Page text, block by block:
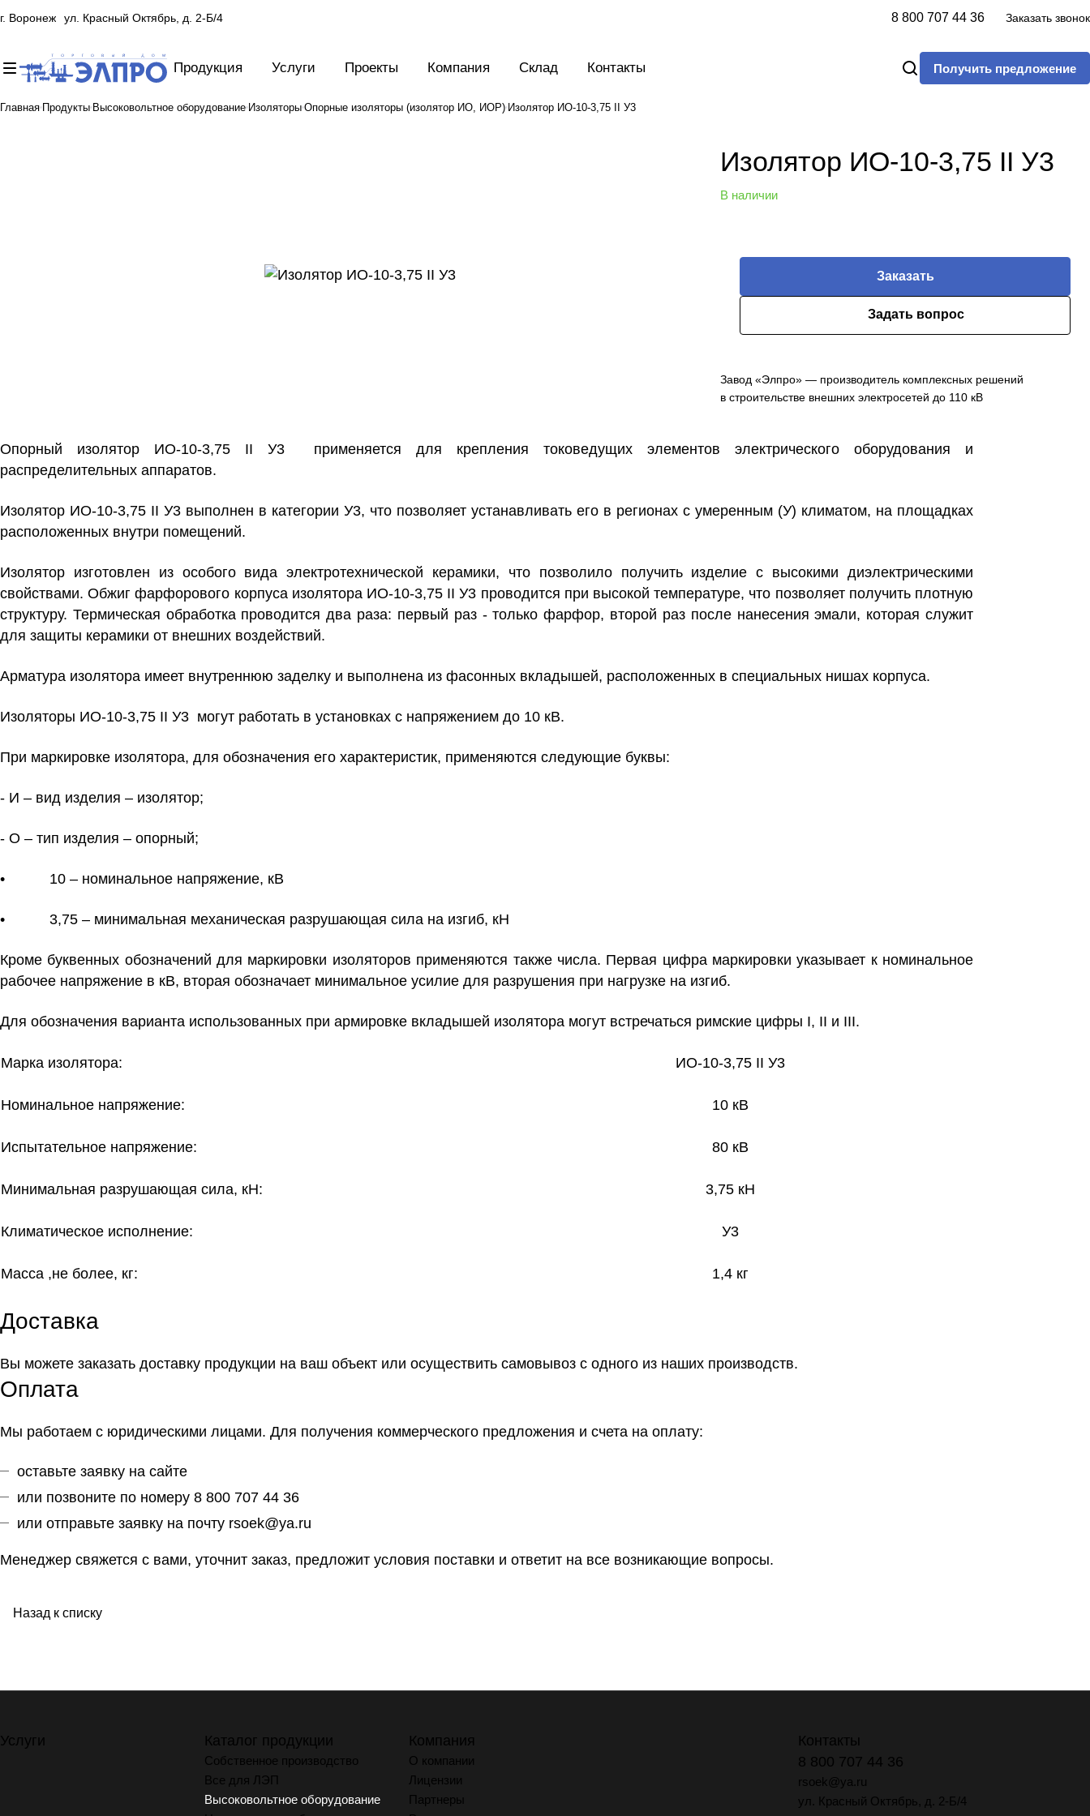
г. Воронеж ул. Красный Октябрь, д. 2-Б/4 8 800 707 44 36 Заказать звонок
Продукция Услуги Проекты Компания Склад Контакты Получить предложение
Главная Продукты Высоковольтное оборудование Изоляторы Опорные изоляторы (изолятор ИО, ИОР) Изолятор ИО-10-3,75 II У3
Изолятор ИО-10-3,75 II У3
В наличии
Заказать
Задать вопрос
Завод «Элпро» — производитель комплексных решений
в строительстве внешних электросетей до 110 кВ
Опорный изолятор ИО-10-3,75 II У3 применяется для крепления токоведущих элементов электрического оборудования и
распределительных аппаратов.
Изолятор ИО-10-3,75 II У3 выполнен в категории У3, что позволяет устанавливать его в регионах с умеренным (У) климатом, на площадках
расположенных внутри помещений.
Изолятор изготовлен из особого вида электротехнической керамики, что позволило получить изделие с высокими диэлектрическими
свойствами. Обжиг фарфорового корпуса изолятора ИО-10-3,75 II У3 проводится при высокой температуре, что позволяет получить плотную
структуру. Термическая обработка проводится два раза: первый раз - только фарфор, второй раз после нанесения эмали, которая служит
для защиты керамики от внешних воздействий.
Арматура изолятора имеет внутреннюю заделку и выполнена из фасонных вкладышей, расположенных в специальных нишах корпуса.
Изоляторы ИО-10-3,75 II У3 могут работать в установках с напряжением до 10 кВ.
При маркировке изолятора, для обозначения его характеристик, применяются следующие буквы:
- И – вид изделия – изолятор;
- О – тип изделия – опорный;
• 10 – номинальное напряжение, кВ
• 3,75 – минимальная механическая разрушающая сила на изгиб, кН
Кроме буквенных обозначений для маркировки изоляторов применяются также числа. Первая цифра маркировки указывает к номинальное
рабочее напряжение в кВ, вторая обозначает минимальное усилие для разрушения при нагрузке на изгиб.
Для обозначения варианта использованных при армировке вкладышей изолятора могут встречаться римские цифры I, II и III.
Марка изолятора: ИО-10-3,75 II У3
Номинальное напряжение: 10 кВ
Испытательное напряжение: 80 кВ
Минимальная разрушающая сила, кН: 3,75 кН
Климатическое исполнение: У3
Масса ,не более, кг: 1,4 кг
Доставка
Вы можете заказать доставку продукции на ваш объект или осуществить самовывоз с одного из наших производств.
Оплата
Мы работаем с юридическими лицами. Для получения коммерческого предложения и счета на оплату:
оставьте заявку на сайте
или позвоните по номеру 8 800 707 44 36
или отправьте заявку на почту rsoek@ya.ru
Менеджер свяжется с вами, уточнит заказ, предложит условия поставки и ответит на все возникающие вопросы.
Назад к списку
Услуги Каталог продукции
Собственное производство
Все для ЛЭП
Высоковольтное оборудование
Компания
О компании
Лицензии
Партнеры
Контакты
8 800 707 44 36
rsoek@ya.ru
ул. Красный Октябрь, д. 2-Б/4